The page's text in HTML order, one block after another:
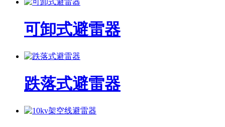
可卸式避雷器
跌落式避雷器